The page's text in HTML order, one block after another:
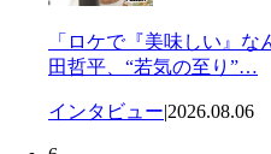
「ロケで『美味しい』
田哲平、“若気の至り”…
インタビュー|2026.08.06